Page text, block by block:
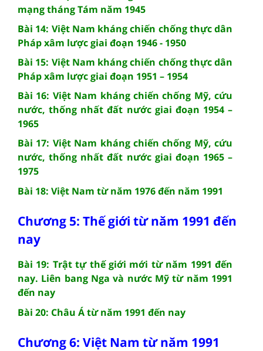
mạng tháng Tám năm 1945
Bài 14: Việt Nam kháng chiến chống thực dân
Pháp xâm lược giai đoạn 1946 - 1950
Bài 15: Việt Nam kháng chiến chống thực dân
Pháp xâm lược giai đoạn 1951 – 1954
Bài 16: Việt Nam kháng chiến chống Mỹ, cứu
nước, thống nhất đất nước giai đoạn 1954 –
1965
Bài 17: Việt Nam kháng chiến chống Mỹ, cứu
nước, thống nhất đất nước giai đoạn 1965 –
1975
Bài 18: Việt Nam từ năm 1976 đến năm 1991
Chương 5: Thế giới từ năm 1991 đến
nay
Bài 19: Trật tự thế giới mới từ năm 1991 đến
nay. Liên bang Nga và nước Mỹ từ năm 1991
đến nay
Bài 20: Châu Á từ năm 1991 đến nay
Chương 6: Việt Nam từ năm 1991